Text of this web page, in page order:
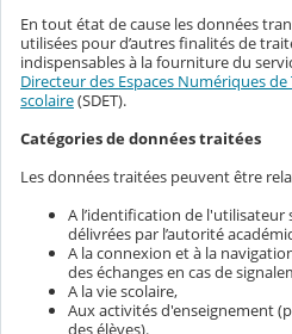
En tout état de cause les données
utilisées pour d’autres finalités de
indispensables à la fourniture du
Directeur des Espaces Numériques
scolaire(SDET).
Catégories de données traitées
Les données traitées peuvent être
A l’identification de l'utilisateur
délivrées par l’autorité
A la connexion et à la
des échanges en cas de
A la vie scolaire,
Aux activités d'enseignement
des élèves).